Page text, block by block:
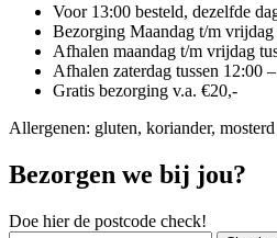
Voor 13:00 besteld, dezelfde
Bezorging Maandag t/m
Afhalen maandag t/m vrijdag
Afhalen zaterdag tussen 12:00
Gratis bezorging v.a. €20,-
Allergenen: gluten, koriander, mosterd
Bezorgen we bij jou?
Doe hier de postcode check!